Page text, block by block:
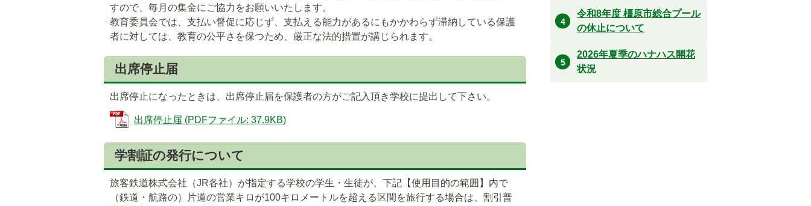
すので、毎月の集金にご協力をお願いいたします。
教育委員会では、支払い督促に応じず、支払える能力があるにもかかわらず滞納している保護
者に対しては、教育の公平さを保つため、厳正な法的措置が講じられます。
出席停止届
出席停止になったときは、出席停止届を保護者の方がご記入頂き学校に提出して下さい。
出席停止届 (PDFファイル: 37.9KB)
学割証の発行について
旅客鉄道株式会社（JR各社）が指定する学校の学生・生徒が、下記【使用目的の範囲】内で
（鉄道・航路の）片道の営業キロが100キロメートルを超える区間を旅行する場合は、割引普
令和8年度 橿原市総合プール
の休止について
2026年夏季のハナハス開花
状況